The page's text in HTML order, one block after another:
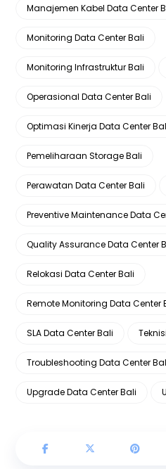
Manajemen Kabel Data Center
Monitoring Data Center Bali
Monitoring Infrastruktur Bali
Operasional Data Center Bali
Optimasi Kinerja Data Center
Pemeliharaan Storage Bali
Perawatan Data Center Bali
Preventive Maintenance Data
Quality Assurance Data Center
Relokasi Data Center Bali
Remote Monitoring Data Center
SLA Data Center Bali
Troubleshooting Data Center
Upgrade Data Center Bali